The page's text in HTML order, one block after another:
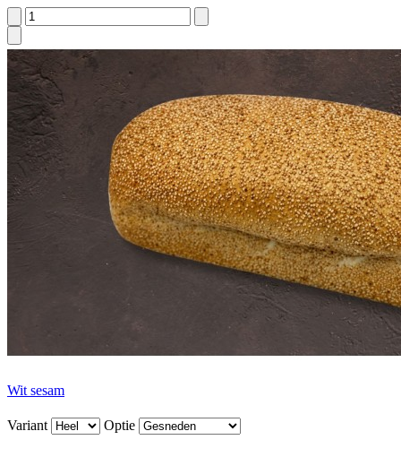
Wit sesam
Variant Optie